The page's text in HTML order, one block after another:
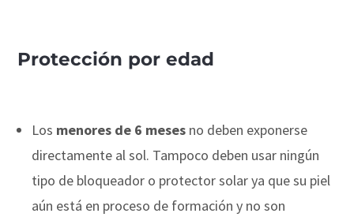
Protección por edad
Los menores de 6 meses no deben exponerse
directamente al sol. Tampoco deben usar ningún
tipo de bloqueador o protector solar ya que su piel
aún está en proceso de formación y no son